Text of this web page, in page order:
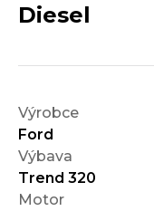
Diesel
Výrobce
Ford
Výbava
Trend 320
Motor